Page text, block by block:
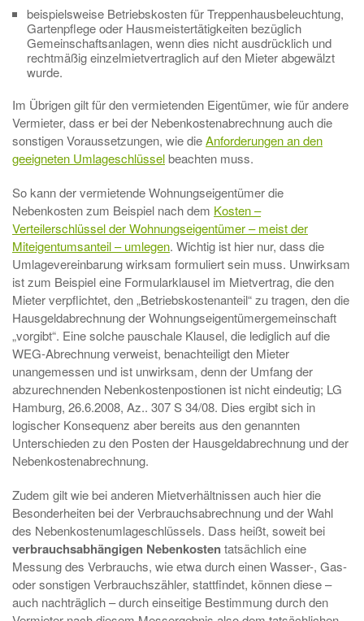
beispielsweise Betriebskosten für Treppenhausbeleuchtung,
Gartenpflege oder Hausmeistertätigkeiten bezüglich
Gemeinschaftsanlagen, wenn dies nicht ausdrücklich und
rechtmäßig einzelmietvertraglich auf den Mieter abgewälzt
wurde.
Im Übrigen gilt für den vermietenden Eigentümer, wie für andere
Vermieter, dass er bei der Nebenkostenabrechnung auch die
sonstigen Voraussetzungen, wie dieAnforderungen an den
geeigneten Umlageschlüsselbeachten muss.
So kann der vermietende Wohnungseigentümer die
Nebenkosten zum Beispiel nach dem Kosten –
Verteilerschlüssel der Wohnungseigentümer – meist der
Miteigentumsanteil – umlegen. Wichtig ist hier nur, dass die
Umlagevereinbarung wirksam formuliert sein muss. Unwirksam
ist zum Beispiel eine Formularklausel im Mietvertrag, die den
Mieter verpflichtet, den „Betriebskostenanteil“ zu tragen, den die
Hausgeldabrechnung der Wohnungseigentümergemeinschaft
„vorgibt“. Eine solche pauschale Klausel, die lediglich auf die
WEG-Abrechnung verweist, benachteiligt den Mieter
unangemessen und ist unwirksam, denn der Umfang der
abzurechnenden Nebenkostenpostionen ist nicht eindeutig; LG
Hamburg, 26.6.2008, Az.. 307 S 34/08. Dies ergibt sich in
logischer Konsequenz aber bereits aus den genannten
Unterschieden zu den Posten der Hausgeldabrechnung und der
Nebenkostenabrechnung.
Zudem gilt wie bei anderen Mietverhältnissen auch hier die
Besonderheiten bei der Verbrauchsabrechnung und der Wahl
des Nebenkostenumlageschlüssels. Dass heißt, soweit bei
verbrauchsabhängigen Nebenkostentatsächlich eine
Messung des Verbrauchs, wie etwa durch einen Wasser-, Gas-
oder sonstigen Verbrauchszähler, stattfindet, können diese –
auch nachträglich – durch einseitige Bestimmung durch den